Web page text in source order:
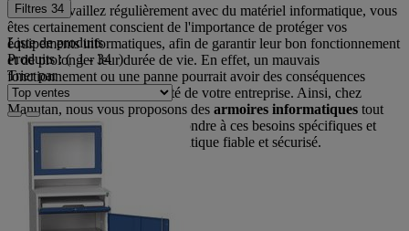
Si vous travaillez régulièrement avec du matériel informatique, vous
êtes certainement conscient de l'importance de protéger vos
équipements informatiques, afin de garantir leur bon fonctionnement
et de prolonger leur durée de vie. En effet, un mauvais
fonctionnement ou une panne pourrait avoir des conséquences
importantes sur la productivité de votre entreprise. Ainsi, chez
Manutan, nous vous proposons des armoires informatiques tout
spécialement conçues pour répondre à ces besoins spécifiques et
vous fournir un support informatique fiable et sécurisé.
Filtres 34
Liste de produits
Produits :( 1 - 34 )
Trier par